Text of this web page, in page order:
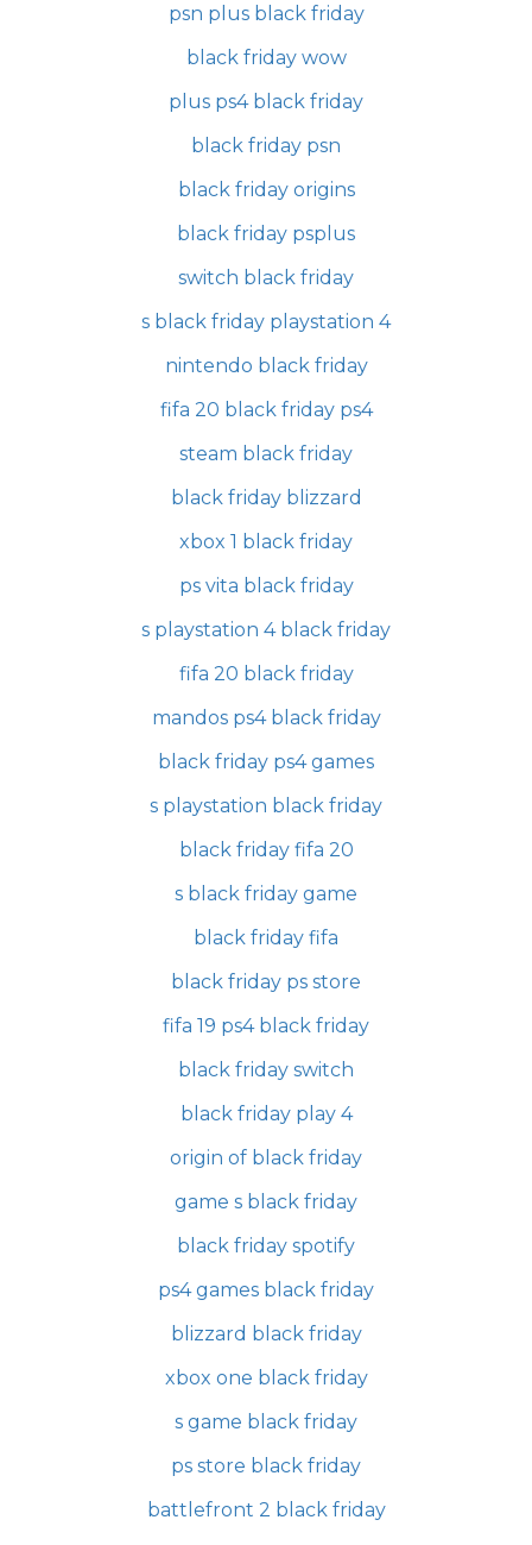
psn plus black friday
black friday wow
plus ps4 black friday
black friday psn
black friday origins
black friday psplus
switch black friday
s black friday playstation 4
nintendo black friday
fifa 20 black friday ps4
steam black friday
black friday blizzard
xbox 1 black friday
ps vita black friday
s playstation 4 black friday
fifa 20 black friday
mandos ps4 black friday
black friday ps4 games
s playstation black friday
black friday fifa 20
s black friday game
black friday fifa
black friday ps store
fifa 19 ps4 black friday
black friday switch
black friday play 4
origin of black friday
game s black friday
black friday spotify
ps4 games black friday
blizzard black friday
xbox one black friday
s game black friday
ps store black friday
battlefront 2 black friday